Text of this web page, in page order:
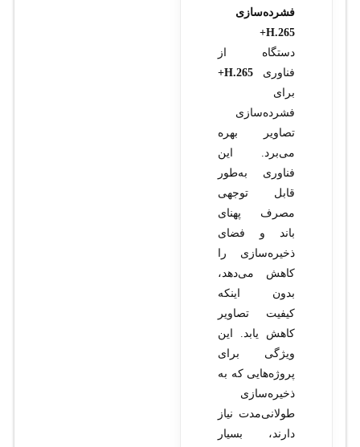
فشرده‌سازی
H.265+
دستگاه از
فناوری H.265+
برای
فشرده‌سازی
تصاویر بهره
می‌برد. این
فناوری به‌طور
قابل توجهی
مصرف پهنای
باند و فضای
ذخیره‌سازی را
کاهش می‌دهد،
بدون اینکه
کیفیت تصاویر
کاهش یابد. این
ویژگی برای
پروژه‌هایی که به
ذخیره‌سازی
طولانی‌مدت نیاز
دارند، بسیار